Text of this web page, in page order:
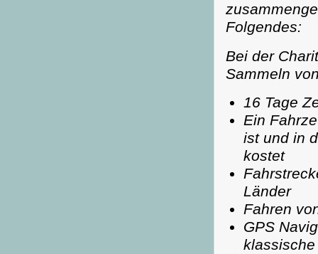
Folgendes:
Bei der
Sammeln
16 Tage
Ein
ist und in
kostet
Länder
Fahren
GPS